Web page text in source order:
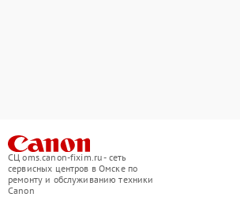
СЦ oms.canon-fixim.ru - сеть
сервисных центров в Омске по
ремонту и обслуживанию техники
Canon